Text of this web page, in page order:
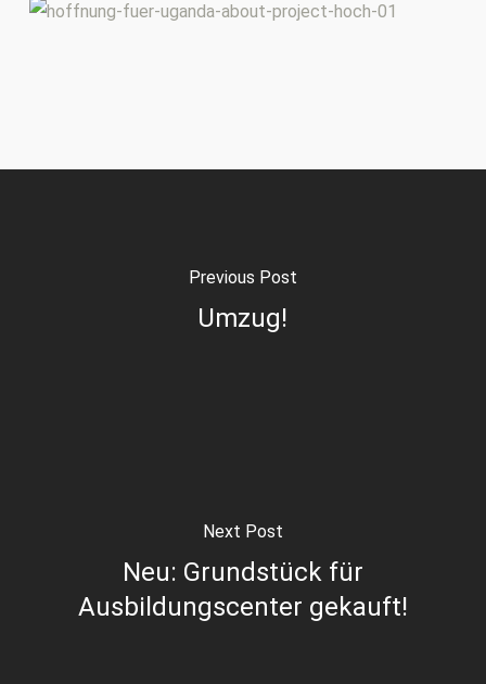
Previous Post
Umzug!
Next Post
Neu: Grundstück für
Ausbildungscenter gekauft!